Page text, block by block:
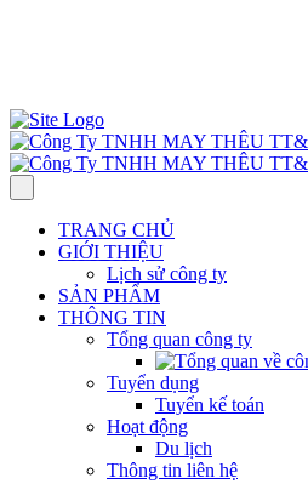
TRANG CHỦ
GIỚI THIỆU
Lịch sử công ty
SẢN PHẨM
THÔNG TIN
Tổng quan công ty
Tuyển dụng
Tuyển kế toán
Hoạt động
Du lịch
Thông tin liên hệ